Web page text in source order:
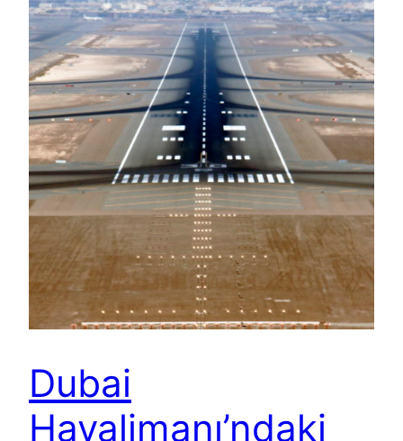
Dubai
Havalimanı’ndaki